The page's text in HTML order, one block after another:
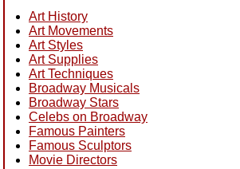
Art History
Art Movements
Art Styles
Art Supplies
Art Techniques
Broadway Musicals
Broadway Stars
Celebs on Broadway
Famous Painters
Famous Sculptors
Movie Directors